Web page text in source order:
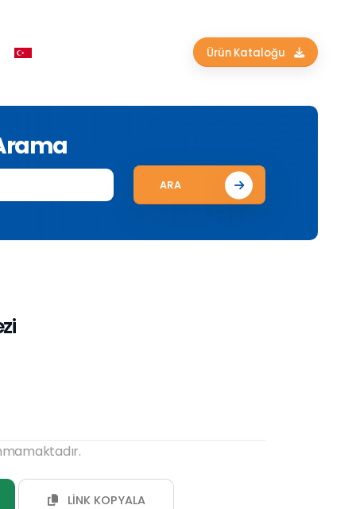
Ürün Kataloğu
ARA
LİNK KOPYALA